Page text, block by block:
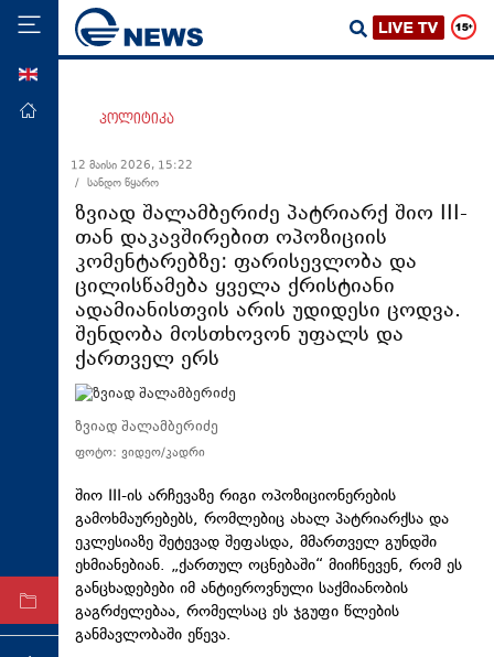
მთავარი
ეკონომიკა
მსოფლიო
ჯანდაცვა
საზოგადოება
სამართალი
თავდაცვა
რეგიონი
ტექნოლოგიები
ტაბლოიდი
პოლიტიკა
12 მაისი 2026, 15:22
/ სანდო წყარო
ზვიად შალამბერიძე პატრიარქ შიო III-
თან დაკავშირებით ოპოზიციის
კომენტარებზე: ფარისევლობა და
ცილისწამება ყველა ქრისტიანი
ადამიანისთვის არის უდიდესი ცოდვა.
შენდობა მოსთხოვონ უფალს და
ქართველ ერს
ზვიად შალამბერიძე
ფოტო: ვიდეო/კადრი
შიო III-ის არჩევაზე რიგი ოპოზიციონერების
გამოხმაურებებს, რომლებიც ახალ პატრიარქსა და
ეკლესიაზე შეტევად შეფასდა, მმართველ გუნდში
ეხმიანებიან. „ქართულ ოცნებაში“ მიიჩნევენ, რომ ეს
განცხადებები იმ ანტიეროვნული საქმიანობის
გაგრძელებაა, რომელსაც ეს ჯგუფი წლების
განმავლობაში ეწევა.